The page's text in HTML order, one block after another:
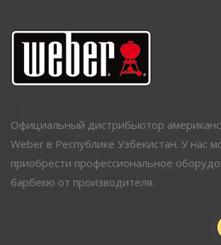
Официальный дистрибьютор
Weber в Республике Узбекистан. У нас
приобрести профессиональное
барбекю от производителя.